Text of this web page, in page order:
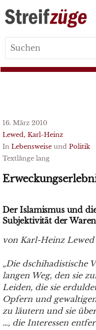
for:
16. März 2010
Lewed, Karl-Heinz
In Lebensweise und Politik
Textlänge lang
Der Islamismus und
Subjektivität der
von Karl-Heinz Lewed
„Die dschihadistische
langen Weg, den sie
Leiden, die sie
Opfern und
zu läutern und sie
…, die Interessen